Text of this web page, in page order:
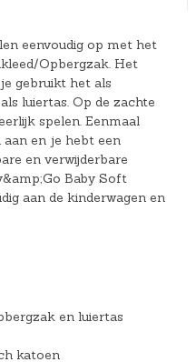
eenvoudig op met het
Opbergzak. Het
gebruikt het als
luiertas. Op de zachte
spelen. Eenmaal
en je hebt een
en verwijderbare
Baby Soft
aan de kinderwagen en
en luiertas
katoen